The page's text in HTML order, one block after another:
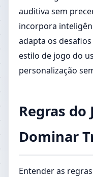
auditiva sem
incorpora
adapta os
estilo de jogo do
personalização
Regras do
Dominar
Entender as